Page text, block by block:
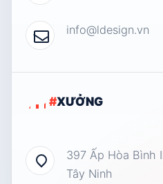
info@ldesign.vn
#XƯỞNG
397 Ấp Hòa Bình
Tây Ninh